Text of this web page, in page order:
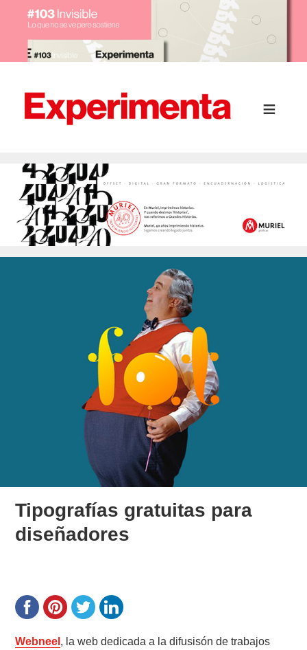
Tipografías gratuitas para
diseñadores
Webneel , la web dedicada a la difusisón de trabajos